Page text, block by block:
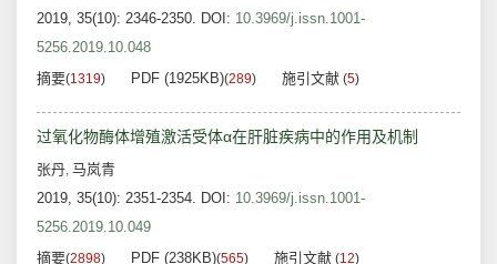
2019, 35(10): 2346-2350. DOI: 10.3969/j.issn.1001-
5256.2019.10.048
摘要(1319) PDF (1925KB)(289) 施引文献 (5)
过氧化物酶体增殖激活受体α在肝脏疾病中的作用及机制
张丹, 马岚青
2019, 35(10): 2351-2354. DOI: 10.3969/j.issn.1001-
5256.2019.10.049
摘要(2898) PDF (238KB)(565) 施引文献 (12)